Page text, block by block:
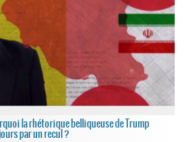
la rhétorique belliqueuse de Trump
par un recul ?